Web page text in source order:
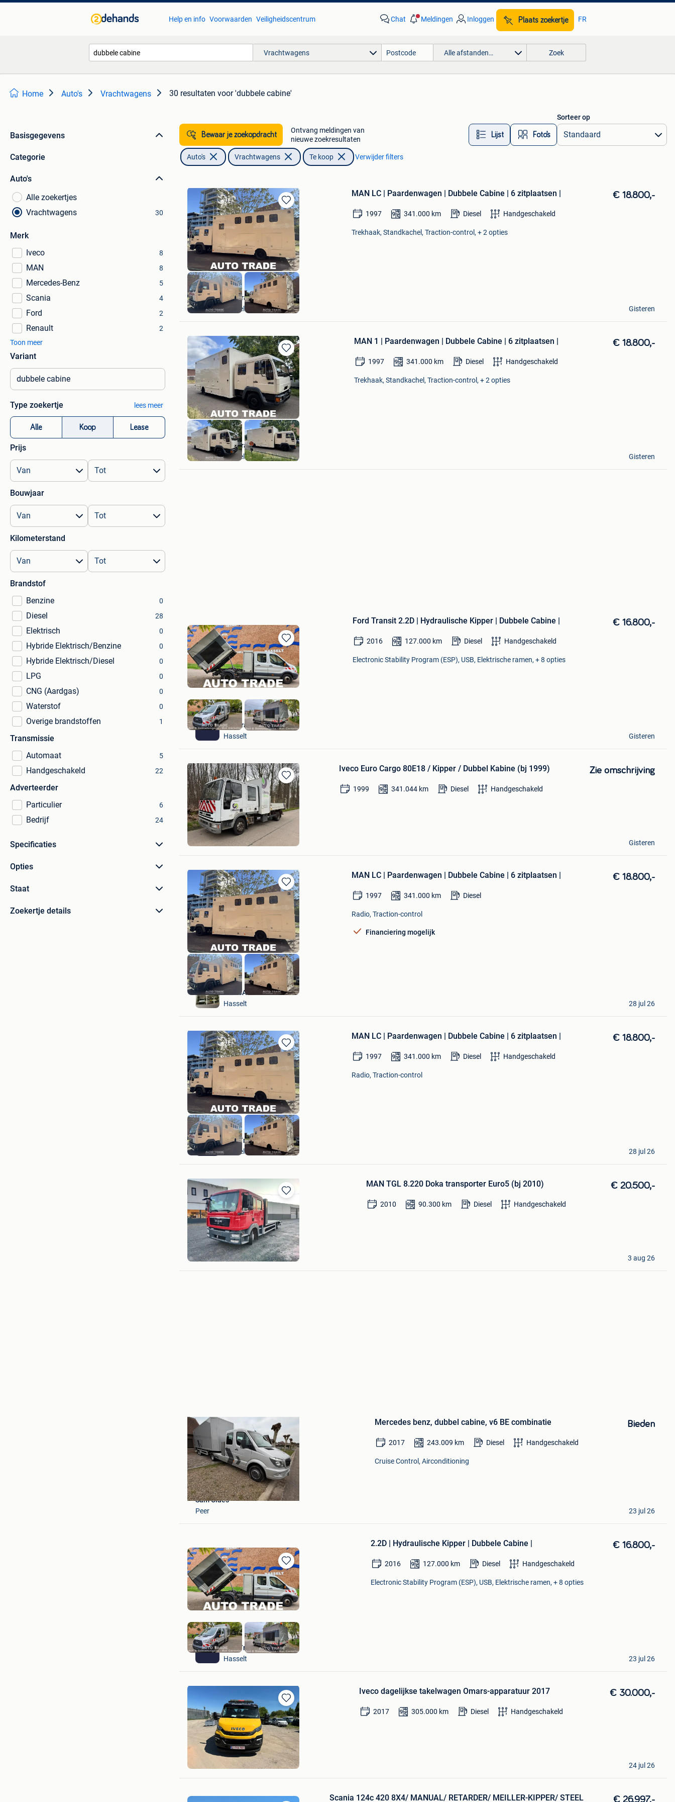
Help en info Voorwaarden Veiligheidscentrum Chat Meldingen Inloggen Plaats zoekertje FR
Vrachtwagens Alle afstanden… Zoek
Home Auto's Vrachtwagens 30 resultaten voor 'dubbele cabine'
Basisgegevens
Categorie
Auto's
Alle zoekertjes
Vrachtwagens
30
Merk
Iveco
8
MAN 8
Mercedes-Benz 5
Scania 4
Ford 2
Renault
2
Toon meer
Variant
Type zoekertje lees meer
Alle Koop Lease
Prijs
Bouwjaar
Kilometerstand
Brandstof
Benzine
0
Diesel 28
Elektrisch 0
Hybride Elektrisch/Benzine 0
Hybride Elektrisch/Diesel 0
LPG 0
CNG (Aardgas) 0
Waterstof 0
Overige brandstoffen 1
Transmissie
Automaat
5
Handgeschakeld 22
Adverteerder
Particulier
6
Bedrijf 24
Specificaties
Opties
Staat
Zoekertje details
Bewaar je zoekopdracht
Ontvang meldingen van
nieuwe zoekresultaten
Lijst Foto’s
Sorteer op
Auto's Vrachtwagens Te koop Verwijder filters
Bewaren
in
Mijn
Favorieten
MAN LC | Paardenwagen | Dubbele Cabine | 6 zitplaatsen | € 18.800,-
1997 341.000 km Diesel Handgeschakeld
Trekhaak, Standkachel, Traction-control, + 2 opties
Autotrade
Hasselt
Gisteren
Bewaren
in
Mijn
Favorieten
MAN 1 | Paardenwagen | Dubbele Cabine | 6 zitplaatsen | € 18.800,-
1997 341.000 km Diesel Handgeschakeld
Trekhaak, Standkachel, Traction-control, + 2 opties
Autotrade
Hasselt
Gisteren
Bewaren
in
Mijn
Favorieten
Ford Transit 2.2D | Hydraulische Kipper | Dubbele Cabine | € 16.800,-
2016 127.000 km Diesel Handgeschakeld
Electronic Stability Program (ESP), USB, Elektrische ramen, + 8 opties
Autotrade
Hasselt
Gisteren
Bewaren
in
Mijn
Favorieten
Iveco Euro Cargo 80E18 / Kipper / Dubbel Kabine (bj 1999) Zie omschrijving
1999 341.044 km Diesel Handgeschakeld
JDG Trucks bvba
Hulshout
Gisteren
Bewaren
in
Favorieten
MAN LC | Paardenwagen | Dubbele Cabine | 6 zitplaatsen | € 18.800,-
1997 341.000 km Diesel
Radio, Traction-control
Financiering mogelijk
ATL CARS
Hasselt
28 jul 26
Bewaren
in
Favorieten
MAN LC | Paardenwagen | Dubbele Cabine | 6 zitplaatsen | € 18.800,-
1997 341.000 km Diesel Handgeschakeld
Radio, Traction-control
AutoTrade Hasselt
Hasselt
28 jul 26
Bewaren
in
Mijn
Favorieten
MAN TGL 8.220 Doka transporter Euro5 (bj 2010) € 20.500,-
2010 90.300 km Diesel Handgeschakeld
Garage Cevoman N.V.
Herentals
3 aug 26
Mijn
Favorieten
Mercedes benz, dubbel cabine, v6 BE combinatie Bieden
2017 243.009 km Diesel Handgeschakeld
Cruise Control, Airconditioning
Sam Claes
Peer
23 jul 26
Bewaren
in
Mijn
Favorieten
2.2D | Hydraulische Kipper | Dubbele Cabine | € 16.800,-
2016 127.000 km Diesel Handgeschakeld
Electronic Stability Program (ESP), USB, Elektrische ramen, + 8 opties
AutoTrade Hasselt
Hasselt
23 jul 26
Bewaren
in
Mijn
Favorieten
Iveco dagelijkse takelwagen Omars-apparatuur 2017 € 30.000,-
2017 305.000 km Diesel Handgeschakeld
VAG STORE
24 jul 26
Scania 124c 420 8X4/ MANUAL/ RETARDER/ MEILLER-KIPPER/ STEEL € 26.997,-